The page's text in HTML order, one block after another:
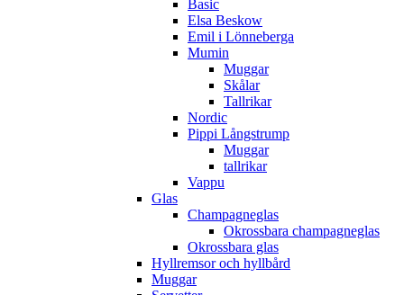
Basic
Elsa Beskow
Emil i Lönneberga
Mumin
Muggar
Skålar
Tallrikar
Nordic
Pippi Långstrump
Muggar
tallrikar
Vappu
Glas
Champagneglas
Okrossbara champagneglas
Okrossbara glas
Hyllremsor och hyllbård
Muggar